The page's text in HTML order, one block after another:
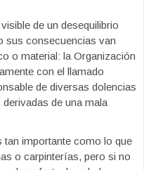
de un desequilibrio
sus consecuencias van
o material: la Organización
con el llamado
de diversas dolencias
de una mala
tan importante como lo que
o carpinterías, pero si no